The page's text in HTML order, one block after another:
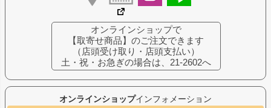
オンラインショップインフォメーション
オンラインショップで
【取寄せ商品】のご注文できます
（店頭受け取り・店頭支払い）
土・祝・お急ぎの場合は、21-2602へ